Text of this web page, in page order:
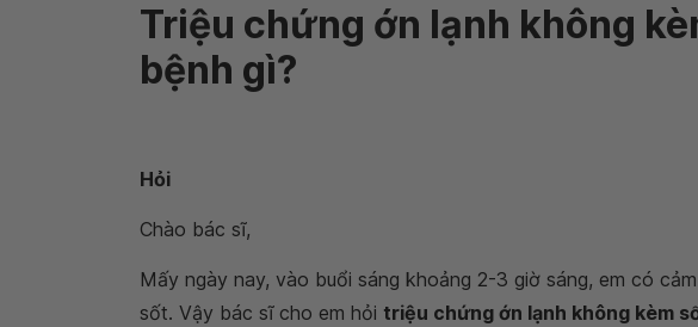
Triệu chứng ớn lạnh không
bệnh gì?
Hỏi
Chào bác sĩ,
Mấy ngày nay, vào buổi sáng khoảng 2-3 giờ sáng, em có
sốt. Vậy bác sĩ cho em hỏi triệu chứng ớn lạnh không kèm